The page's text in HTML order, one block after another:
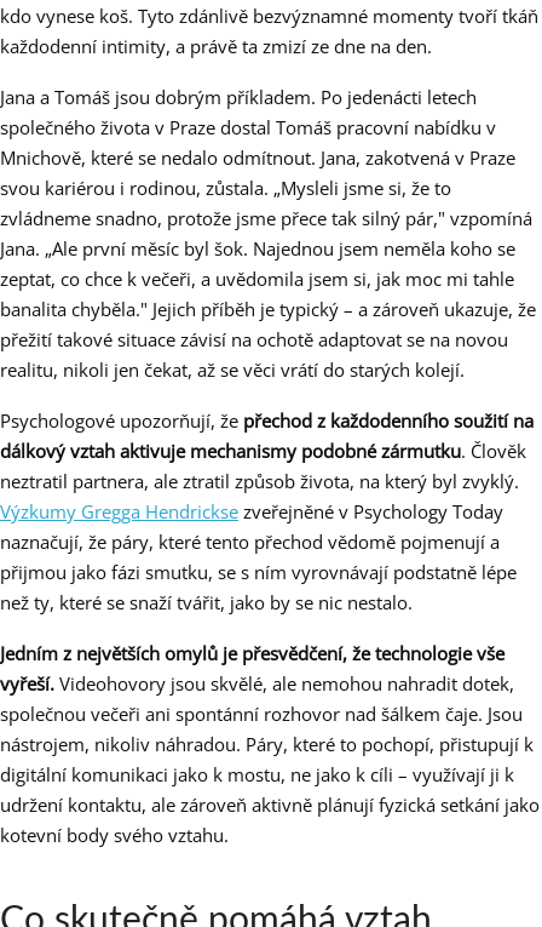
kdo vynese koš. Tyto zdánlivě bezvýznamné momenty tvoří tkáň
každodenní intimity, a právě ta zmizí ze dne na den.
Jana a Tomáš jsou dobrým příkladem. Po jedenácti letech
společného života v Praze dostal Tomáš pracovní nabídku v
Mnichově, které se nedalo odmítnout. Jana, zakotvená v Praze
svou kariérou i rodinou, zůstala. „Mysleli jsme si, že to
zvládneme snadno, protože jsme přece tak silný pár," vzpomíná
Jana. „Ale první měsíc byl šok. Najednou jsem neměla koho se
zeptat, co chce k večeři, a uvědomila jsem si, jak moc mi tahle
banalita chyběla." Jejich příběh je typický – a zároveň ukazuje, že
přežití takové situace závisí na ochotě adaptovat se na novou
realitu, nikoli jen čekat, až se věci vrátí do starých kolejí.
Psychologové upozorňují, že přechod z každodenního soužití na
dálkový vztah aktivuje mechanismy podobné zármutku. Člověk
neztratil partnera, ale ztratil způsob života, na který byl zvyklý.
Výzkumy Gregga Hendrickse zveřejněné v Psychology Today
naznačují, že páry, které tento přechod vědomě pojmenují a
přijmou jako fázi smutku, se s ním vyrovnávají podstatně lépe
než ty, které se snaží tvářit, jako by se nic nestalo.
Jedním z největších omylů je přesvědčení, že technologie vše
vyřeší. Videohovory jsou skvělé, ale nemohou nahradit dotek,
společnou večeři ani spontánní rozhovor nad šálkem čaje. Jsou
nástrojem, nikoliv náhradou. Páry, které to pochopí, přistupují k
digitální komunikaci jako k mostu, ne jako k cíli – využívají ji k
udržení kontaktu, ale zároveň aktivně plánují fyzická setkání jako
kotevní body svého vztahu.